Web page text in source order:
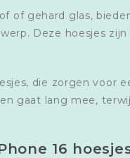
of gehard glas,
Deze hoesjes
die zorgen voor
gaat lang mee,
16